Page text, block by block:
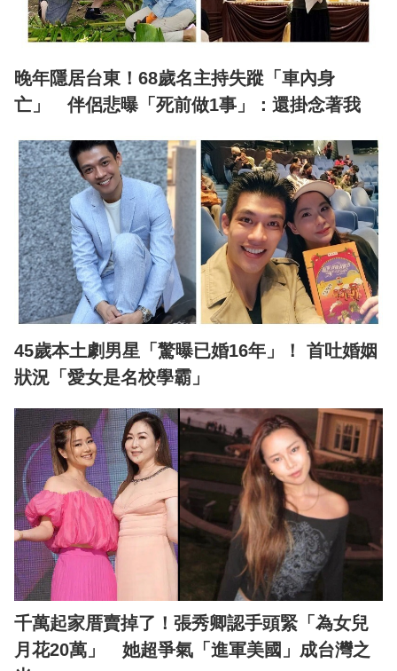
晚年隱居台東！68歲名主持失蹤「車內身
亡」 伴侶悲曝「死前做1事」：還掛念著我
45歲本土劇男星「驚曝已婚16年」！ 首吐婚姻
狀況「愛女是名校學霸」
千萬起家厝賣掉了！張秀卿認手頭緊「為女兒
月花20萬」 她超爭氣「進軍美國」成台灣之